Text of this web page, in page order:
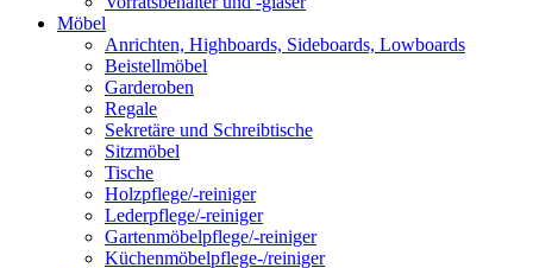
Möbel
Anrichten, Highboards, Sideboards, Lowboards
Beistellmöbel
Garderoben
Regale
Sekretäre und Schreibtische
Sitzmöbel
Tische
Holzpflege/-reiniger
Lederpflege/-reiniger
Gartenmöbelpflege/-reiniger
Küchenmöbelpflege-/reiniger